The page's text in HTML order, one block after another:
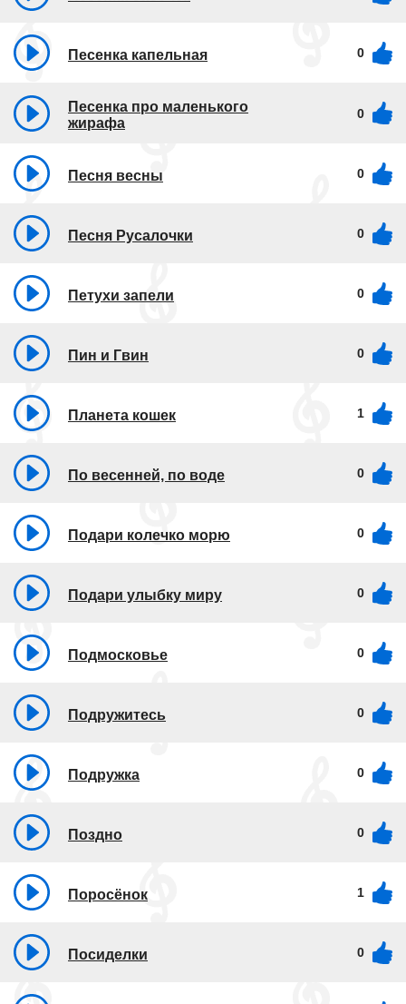
Песенка капельная 0
Песенка про маленького
жирафа
0
Песня весны 0
Песня Русалочки 0
Петухи запели 0
Пин и Гвин 0
Планета кошек 1
По весенней, по воде 0
Подари колечко морю 0
Подари улыбку миру 0
Подмосковье 0
Подружитесь 0
Подружка 0
Поздно 0
Поросёнок 1
Посиделки 0